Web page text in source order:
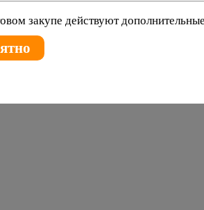
баки
закупе действуют